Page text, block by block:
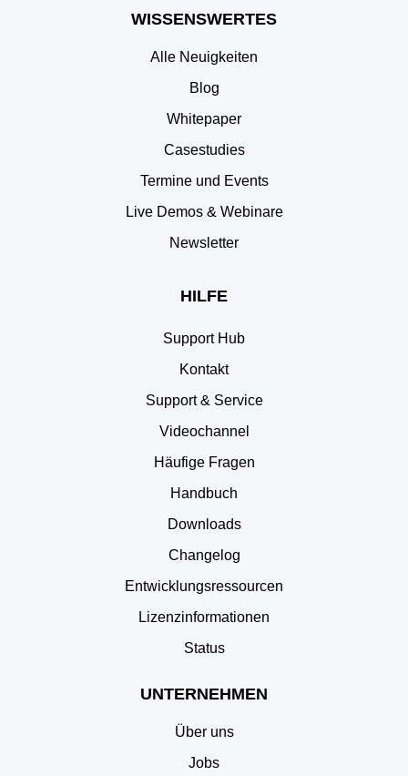
WISSENSWERTES
Alle Neuigkeiten
Blog
Whitepaper
Casestudies
Termine und Events
Live Demos & Webinare
Newsletter
HILFE
Support Hub
Kontakt
Support & Service
Videochannel
Häufige Fragen
Handbuch
Downloads
Changelog
Entwicklungsressourcen
Lizenzinformationen
Status
UNTERNEHMEN
Über uns
Jobs